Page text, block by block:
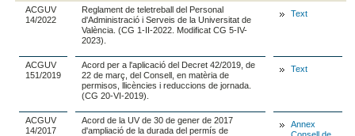
ACGUV
14/2022
Reglament de teletreball del Personal
d'Administració i Serveis de la Universitat de
València. (CG 1-II-2022. Modificat CG 5-IV-
2023).
Text
ACGUV
151/2019
Acord per a l'aplicació del Decret 42/2019, de
22 de març, del Consell, en matèria de
permisos, llicències i reduccions de jornada.
(CG 20-VI-2019).
Text
ACGUV
14/2017
Acord de la UV de 30 de gener de 2017
d'ampliació de la durada del permís de
Annex